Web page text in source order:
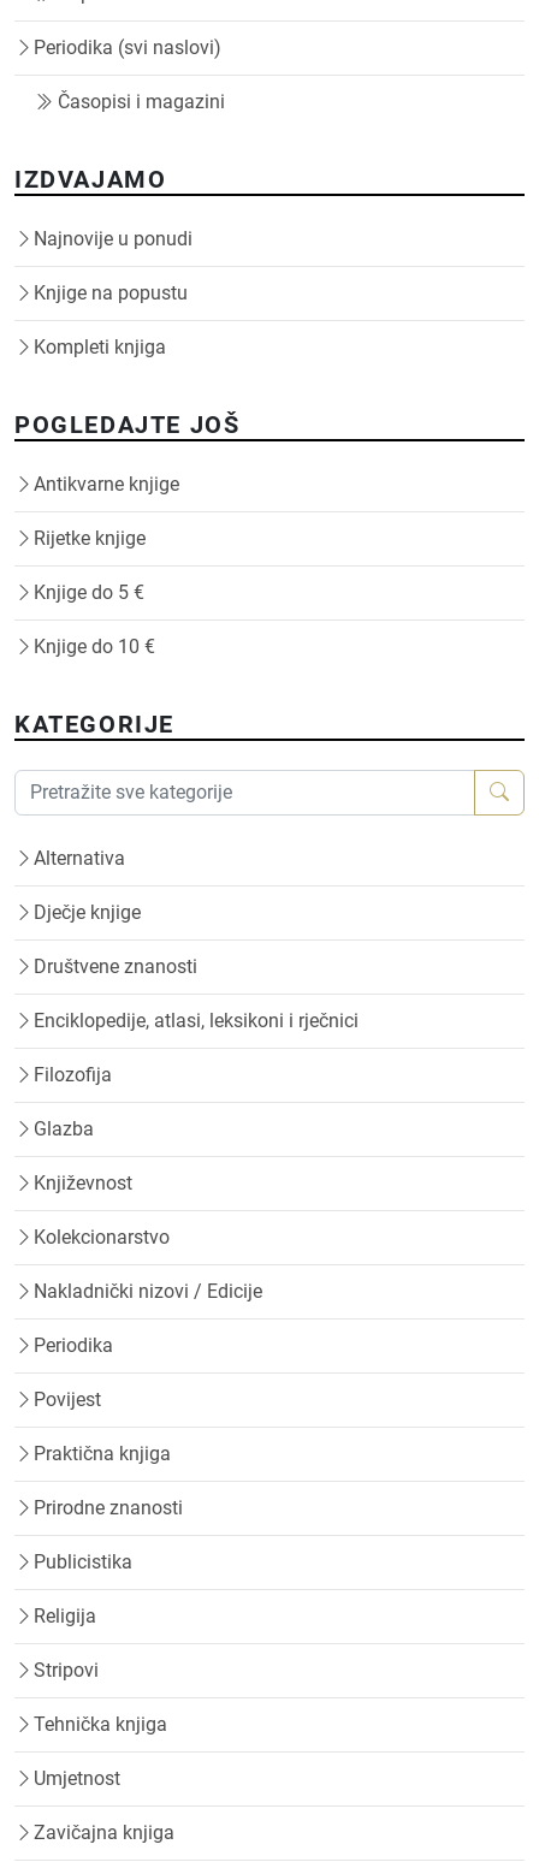
Periodika (svi naslovi)
Časopisi i magazini
IZDVAJAMO
Najnovije u ponudi
Knjige na popustu
Kompleti knjiga
POGLEDAJTE JOŠ
Antikvarne knjige
Rijetke knjige
Knjige do 5 €
Knjige do 10 €
KATEGORIJE
Alternativa
Dječje knjige
Društvene znanosti
Enciklopedije, atlasi, leksikoni i rječnici
Filozofija
Glazba
Književnost
Kolekcionarstvo
Nakladnički nizovi / Edicije
Periodika
Povijest
Praktična knjiga
Prirodne znanosti
Publicistika
Religija
Stripovi
Tehnička knjiga
Umjetnost
Zavičajna knjiga